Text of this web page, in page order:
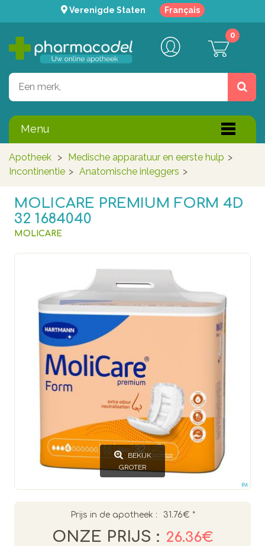
Verenigde Staten Français
0
Menu
Apotheek > Medische apparatuur en eerste hulp >
Incontinentie > Anatomische inleggers >
MOLICARE PREMIUM FORM 4D
32 1684040
MOLICARE
BEKIJK
GROTER
Prijs in de apotheek : 31.76€ *
ONZE PRIJS : 26.36€